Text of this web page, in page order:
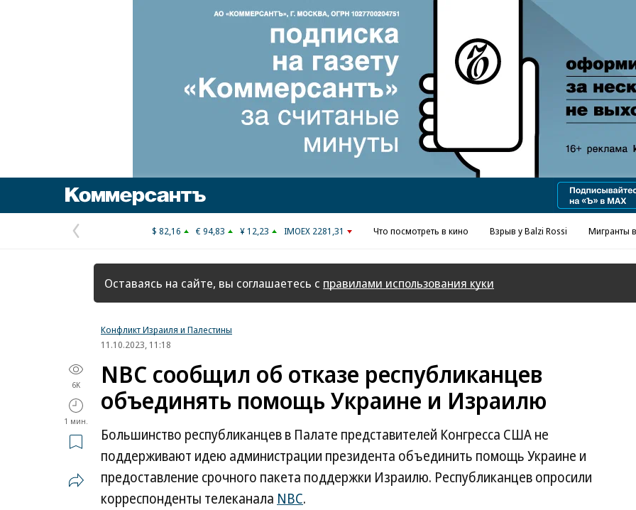
Реклама в «Ъ» www.kommersant.ru/ad
Предыдущая
страница
$ 82,16 € 94,83 ¥ 12,23 IMOEX 2281,31 Что посмотреть в кино Взрыв у Balzi Rossi Мигранты
Оставаясь на сайте, вы соглашаетесь с правилами использования куки
Конфликт Израиля и Палестины
11.10.2023, 11:18
6K
1 мин.
NBC сообщил об отказе республиканцев
объединять помощь Украине и Израилю
Большинство республиканцев в Палате представителей Конгресса США не
поддерживают идею администрации президента объединить помощь Украине и
предоставление срочного пакета поддержки Израилю. Республиканцев опросили
корреспонденты телеканала NBC.